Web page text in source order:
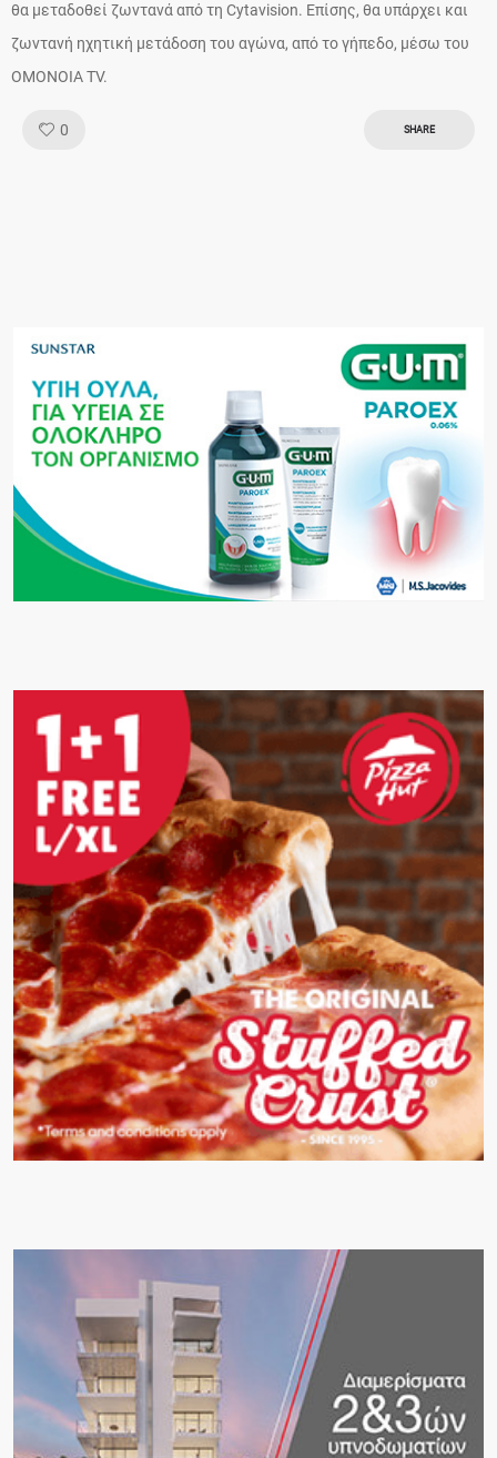
θα μεταδοθεί ζωντανά από τη Cytavision. Επίσης, θα υπάρχει και
ζωντανή ηχητική μετάδοση του αγώνα, από το γήπεδο, μέσω του
ΟΜΟΝΟΙΑ TV.
0 SHARE